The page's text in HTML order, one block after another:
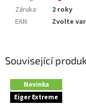
Související
Novinka
Eiger Extreme
Záruka:
2 roky
EAN: Zvolte